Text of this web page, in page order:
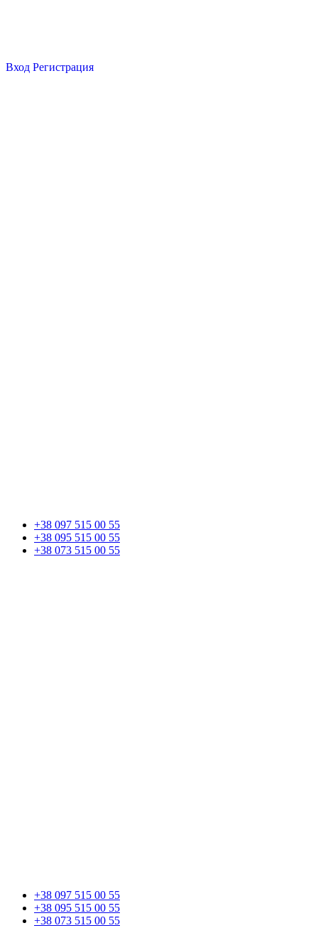
Вход Регистрация
+38 097 515 00 55
+38 095 515 00 55
+38 073 515 00 55
+38 097 515 00 55
+38 095 515 00 55
+38 073 515 00 55